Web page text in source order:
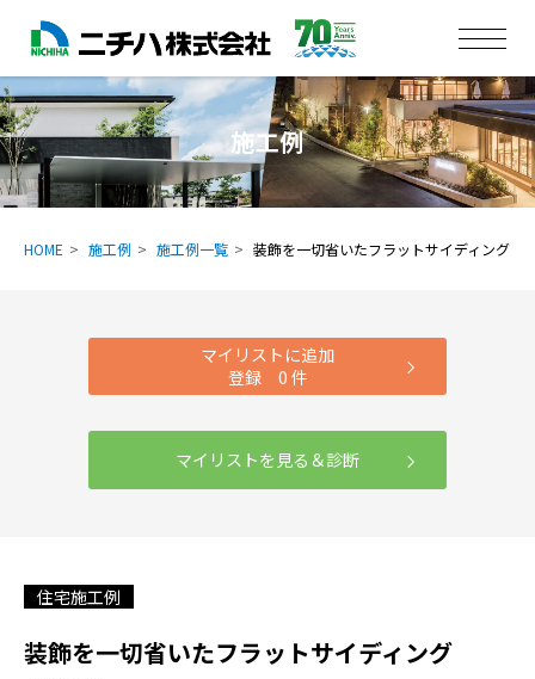
施工例
HOME 施工例 施工例一覧 装飾を一切省いたフラットサイディング
マイリストに追加
登録 0 件
マイリストを見る＆診断
住宅施工例
装飾を一切省いたフラットサイディング